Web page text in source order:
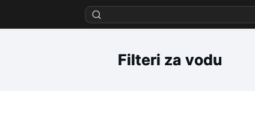
Filteri za vodu